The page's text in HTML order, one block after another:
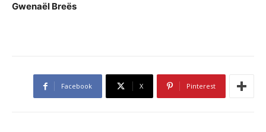
Gwenaël Breës
Facebook X Pinterest